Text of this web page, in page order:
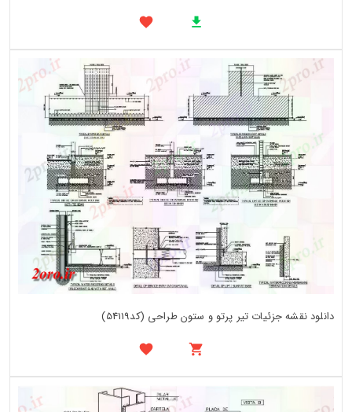
دانلود نقشه جزئیات تیر پرتو و ستون طراحی (کد54119)